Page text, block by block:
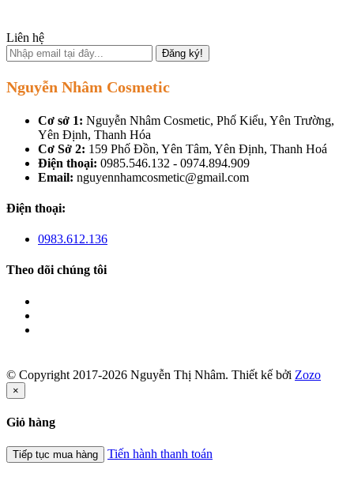
Liên hệ
Đăng ký!
Nguyễn Nhâm Cosmetic
Cơ sở 1: Nguyễn Nhâm Cosmetic, Phố Kiểu, Yên Trường,
Yên Định, Thanh Hóa
Cơ Sở 2: 159 Phố Đồn, Yên Tâm, Yên Định, Thanh Hoá
Điện thoại: 0985.546.132 - 0974.894.909
Email: nguyennhamcosmetic@gmail.com
Điện thoại:
0983.612.136
Theo dõi chúng tôi
© Copyright 2017-2026 Nguyễn Thị Nhâm. Thiết kế bởi Zozo
×
Giỏ hàng
Tiếp tục mua hàng Tiến hành thanh toán